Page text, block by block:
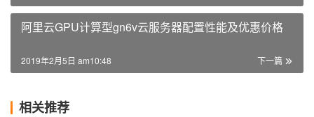
阿里云GPU计算型gn6v云服务器配置性能及优惠价格
下一篇
2019年2月5日 am10:48
相关推荐